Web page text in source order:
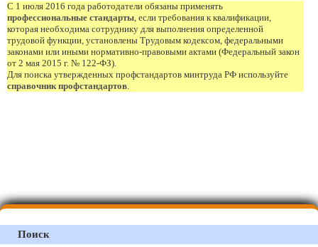
С 1 июля 2016 года работодатели обязаны применять
профессиональные стандарты, если требования к квалификации,
которая необходима сотруднику для выполнения определенной
трудовой функции, установлены Трудовым кодексом, федеральными
законами или иными нормативно-правовыми актами (Федеральный закон
от 2 мая 2015 г. № 122-ФЗ).
Для поиска утвержденных профстандартов минтруда РФ используйте
справочник профстандартов.
Поиск